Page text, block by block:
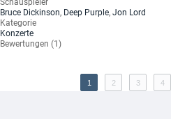
Schauspieler
Bruce Dickinson, Deep Purple, Jon Lord
Kategorie
Konzerte
Bewertungen (1)
1 2 3 4